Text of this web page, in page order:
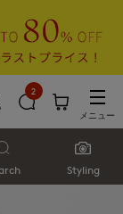
2
メニュー
Styling